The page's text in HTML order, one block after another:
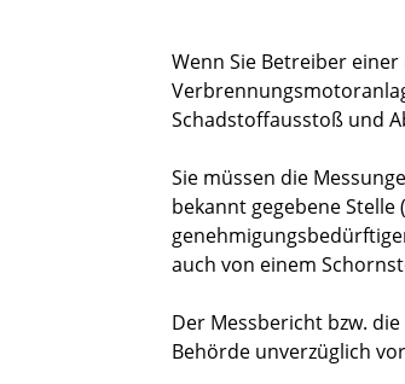
Wenn Sie Betreiber
Schadstoffausstoß und
Sie müssen die
bekannt gegebene
auch von einem
Der Messbericht bzw.
Behörde unverzüglich